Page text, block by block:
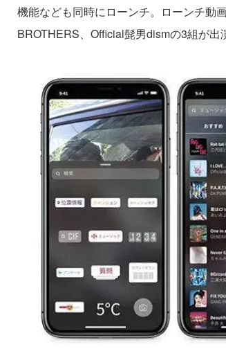
機能なども同時にローンチ。ローンチ動
BROTHERS、Official髭男dismの3組が出